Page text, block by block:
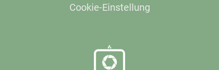
Cookie-Einstellung